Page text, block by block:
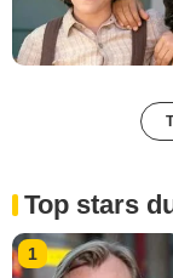
Top stars
1